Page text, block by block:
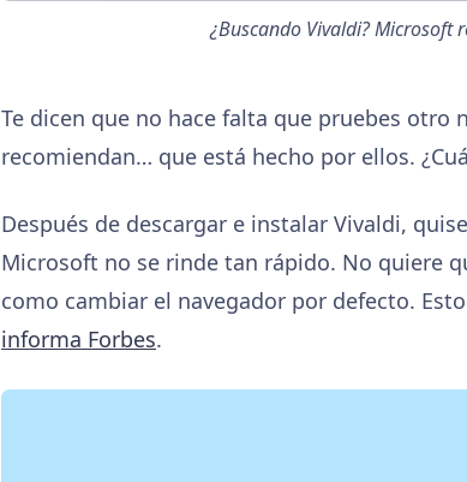
¿Buscando Vivaldi? Microsoft
Te dicen que no hace falta que pruebes otro
recomiendan… que está hecho por ellos.
Después de descargar e instalar Vivaldi,
Microsoft no se rinde tan rápido. No quiere
como cambiar el navegador por defecto.
informa Forbes.